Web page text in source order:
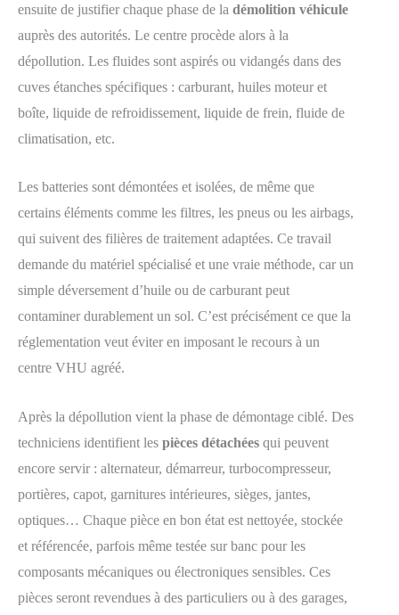
ensuite de justifier chaque phase de la démolition véhicule
auprès des autorités. Le centre procède alors à la
dépollution. Les fluides sont aspirés ou vidangés dans des
cuves étanches spécifiques : carburant, huiles moteur et
boîte, liquide de refroidissement, liquide de frein, fluide de
climatisation, etc.
Les batteries sont démontées et isolées, de même que
certains éléments comme les filtres, les pneus ou les airbags,
qui suivent des filières de traitement adaptées. Ce travail
demande du matériel spécialisé et une vraie méthode, car un
simple déversement d’huile ou de carburant peut
contaminer durablement un sol. C’est précisément ce que la
réglementation veut éviter en imposant le recours à un
centre VHU agréé.
Après la dépollution vient la phase de démontage ciblé. Des
techniciens identifient les pièces détachées qui peuvent
encore servir : alternateur, démarreur, turbocompresseur,
portières, capot, garnitures intérieures, sièges, jantes,
optiques… Chaque pièce en bon état est nettoyée, stockée
et référencée, parfois même testée sur banc pour les
composants mécaniques ou électroniques sensibles. Ces
pièces seront revendues à des particuliers ou à des garages,